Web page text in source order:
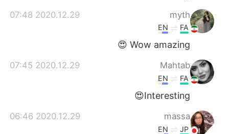
myth
2020.12.29 07:48
FA
EN
Wow amazing 😍
Mahtab
2020.12.29 07:45
FA
EN
Interesting😍
massa
2020.12.29 06:46
JP
EN